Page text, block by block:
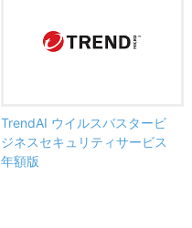
TrendAI ウイルスバスタービ
ジネスセキュリティサービス
年額版